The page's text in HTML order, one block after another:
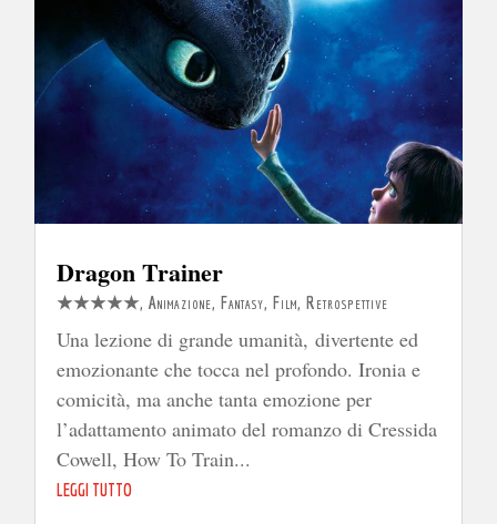
Dragon Trainer
★★★★★,Animazione,Fantasy,Film,Retrospettive
Una lezione di grande umanità, divertente ed
emozionante che tocca nel profondo. Ironia e
comicità, ma anche tanta emozione per
l’adattamento animato del romanzo di Cressida
Cowell, How To Train...
LEGGI TUTTO